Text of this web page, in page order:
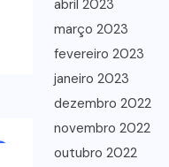
abril 2023
março 2023
fevereiro 2023
janeiro 2023
dezembro 2022
novembro 2022
outubro 2022